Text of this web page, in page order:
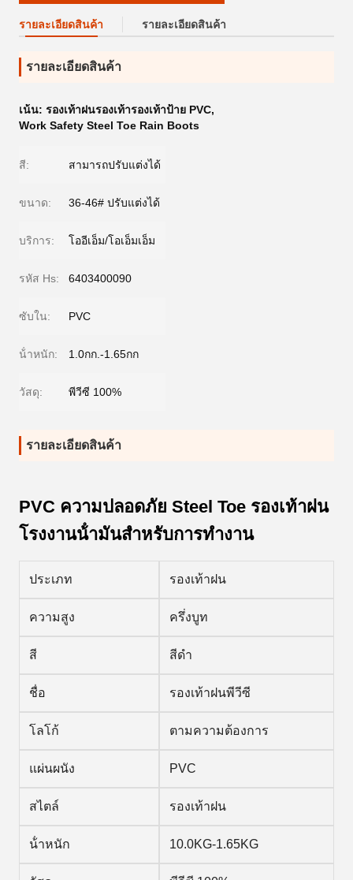
รายละเอียดสินค้า รายละเอียดสินค้า
รายละเอียดสินค้า
เน้น: รองเท้าฝนรองเท้ารองเท้าป้าย PVC,
Work Safety Steel Toe Rain Boots
สี: สามารถปรับแต่งได้
ขนาด: 36-46# ปรับแต่งได้
บริการ: โออีเอ็ม/โอเอ็มเอ็ม
รหัส Hs: 6403400090
ซับใน: PVC
น้ําหนัก: 1.0กก.-1.65กก
วัสดุ: พีวีซี 100%
รายละเอียดสินค้า
PVC ความปลอดภัย Steel Toe รองเท้าฝน
โรงงานน้ํามันสําหรับการทํางาน
ประเภท รองเท้าฝน
ความสูง ครึ่งบูท
สี สีดํา
ชื่อ รองเท้าฝนพีวีซี
โลโก้ ตามความต้องการ
แผ่นผนัง PVC
สไตล์ รองเท้าฝน
น้ําหนัก 10.0KG-1.65KG